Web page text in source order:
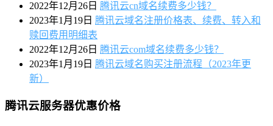
2022年12月26日 腾讯云cn域名续费多少钱？
2023年1月19日 腾讯云域名注册价格表、续费、转入和
赎回费用明细表
2022年12月26日 腾讯云com域名续费多少钱？
2023年1月19日 腾讯云域名购买注册流程（2023年更
新）
腾讯云服务器优惠价格